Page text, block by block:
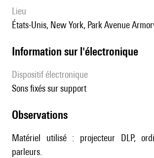
lieu
États-Unis, New York, Park Avenue
Information sur l'électronique
Dispositif électronique
sons fixés sur support
observations
Matériel utilisé : projecteur DLP,
parleurs.